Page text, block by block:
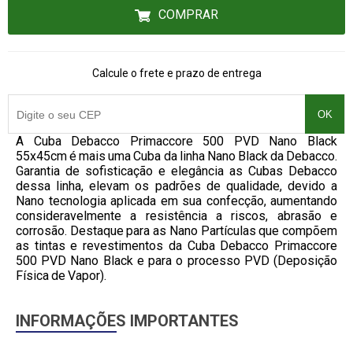
COMPRAR
Calcule o frete e prazo de entrega
OK
A Cuba Debacco Primaccore 500 PVD Nano Black
55x45cm é mais uma Cuba da linha Nano Black da Debacco.
Garantia de sofisticação e elegância as Cubas Debacco
dessa linha, elevam os padrões de qualidade, devido a
Nano tecnologia aplicada em sua confecção, aumentando
consideravelmente a resistência a riscos, abrasão e
corrosão. Destaque para as Nano Partículas que compõem
as tintas e revestimentos da Cuba Debacco Primaccore
500 PVD Nano Black e para o processo PVD (Deposição
Física de Vapor).
INFORMAÇÕES IMPORTANTES